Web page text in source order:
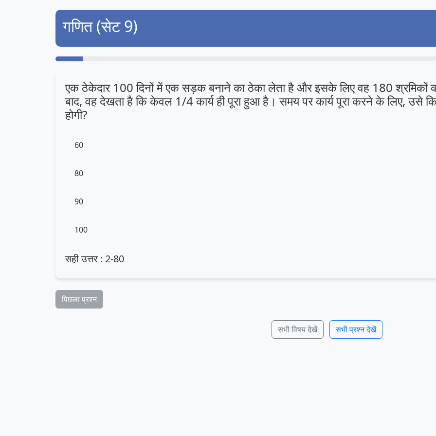
गणित (सेट 9)
एक ठेकेदार 100 दिनों में एक सड़क बनाने का ठेका लेता है और इसके लिए वह 180 श्रमिकों
बाद, वह देखता है कि केवल 1/4 कार्य ही पूरा हुआ है। समय पर कार्य पूरा करने के लिए, उसे
होगी?
60
80
90
100
सही उत्तर : 2-80
पिछला प्रश्न
सभी विषय देखें सभी प्रश्न देखें